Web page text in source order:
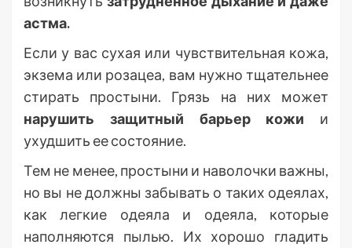
астма.
Если у вас сухая или чувствительная кожа,
экзема или розацеа, вам нужно тщательнее
стирать простыни. Грязь на них может
нарушить защитный барьер кожи и
ухудшить ее состояние.
Тем не менее, простыни и наволочки важны,
но вы не должны забывать о таких одеялах,
как легкие одеяла и одеяла, которые
наполняются пылью. Их хорошо гладить